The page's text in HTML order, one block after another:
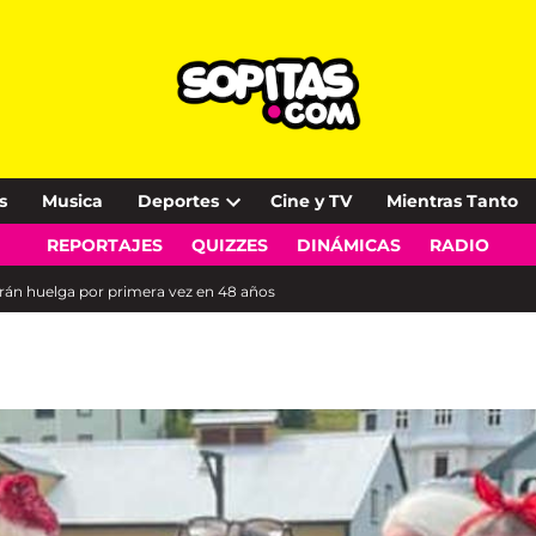
Musica Deportes
Open
dropdown
Cine y TV Mientras Tanto
REPORTAJES QUIZZES DINÁMICAS RADIO
huelga por primera vez en 48 años